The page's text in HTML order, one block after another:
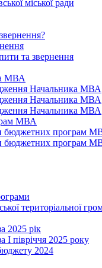
міської ради
та звернення
МВА
Начальника МВА
Начальника МВА
Начальника МВА
МВА
бюджетних програм
бюджетних програм
територіальної
2025 рік
півріччя 2025 року
2024